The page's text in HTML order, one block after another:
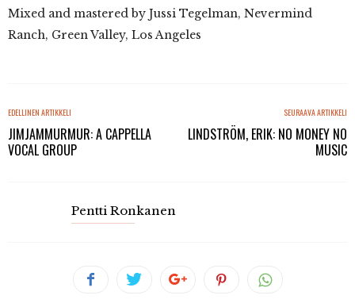
Mixed and mastered by Jussi Tegelman, Nevermind
Ranch, Green Valley, Los Angeles
EDELLINEN ARTIKKELI
JIMJAMMURMUR: A CAPPELLA
VOCAL GROUP
SEURAAVA ARTIKKELI
LINDSTRÖM, ERIK: NO MONEY NO
MUSIC
Pentti Ronkanen